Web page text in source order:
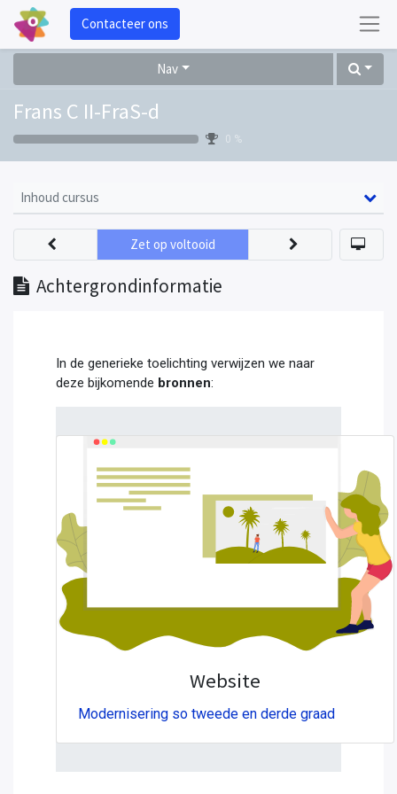
Contacteer ons
Nav
Frans C II-FraS-d
0 %
Inhoud cursus
Achtergrondinformatie
Zet op voltooid
In de generieke toelichting verwijzen we naar
deze bijkomende bronnen:
Website
Modernisering so tweede en derde graad